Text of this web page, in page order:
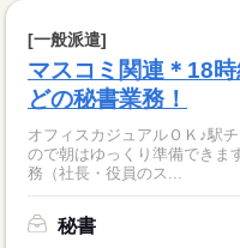
[一般派遣]
マスコミ関連＊18
どの秘書業務！
オフィスカジュアルＯＫ♪駅
ので朝はゆっくり準備でき
務（社長・役員のス...
秘書